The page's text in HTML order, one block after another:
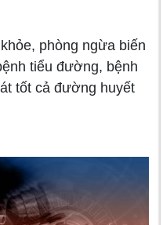
phòng ngừa biến
tiểu đường, bệnh
tốt cả đường huyết